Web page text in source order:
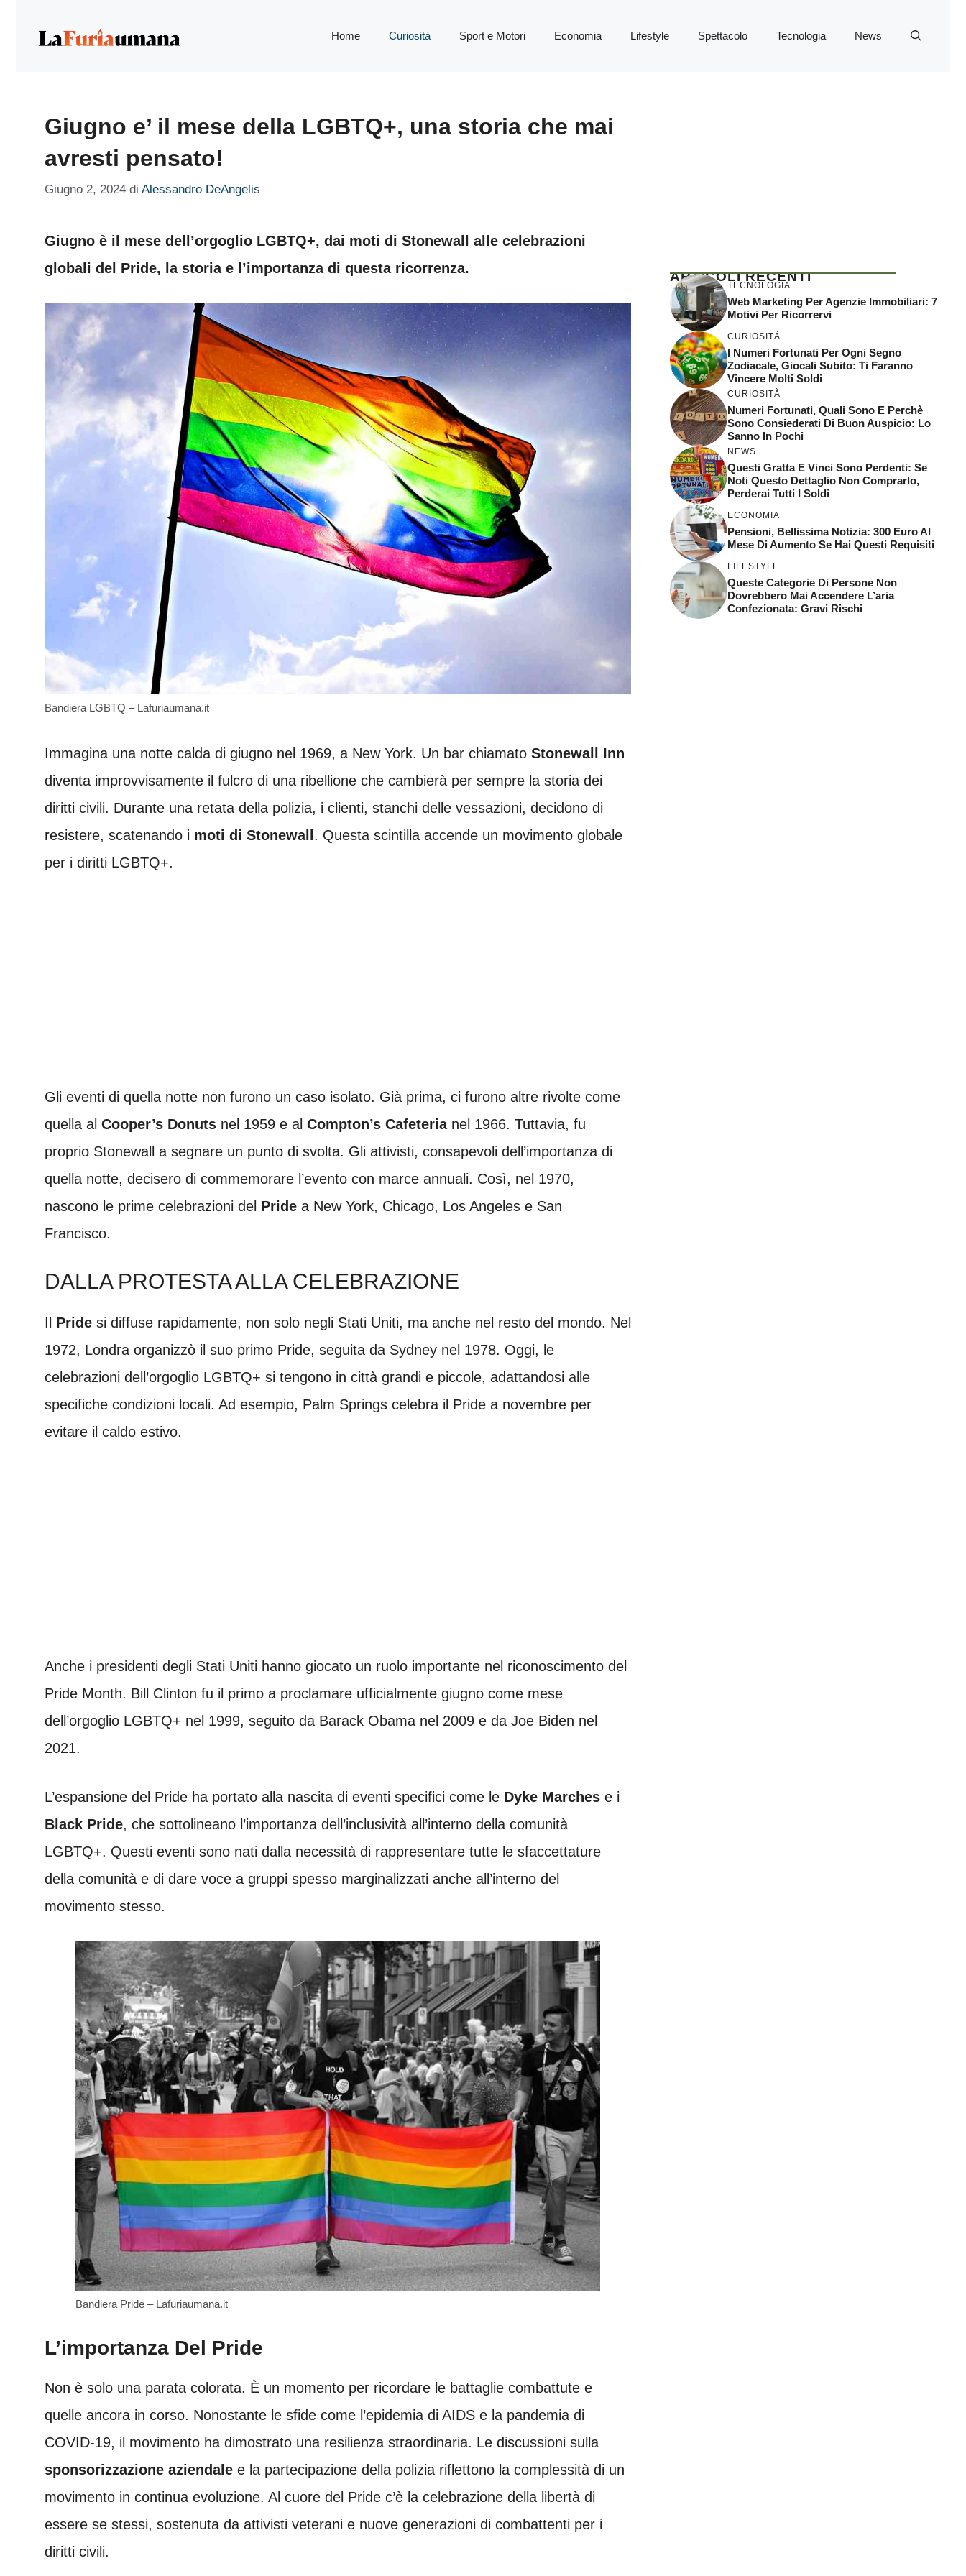
Home Curiosità Sport e Motori Economia Lifestyle Spettacolo Tecnologia News
Giugno e’ il mese della LGBTQ+, una storia che mai
avresti pensato!
Giugno 2, 2024 di Alessandro DeAngelis
Giugno è il mese dell’orgoglio LGBTQ+, dai moti di Stonewall alle celebrazioni
globali del Pride, la storia e l’importanza di questa ricorrenza.
Bandiera LGBTQ – Lafuriaumana.it
Immagina una notte calda di giugno nel 1969, a New York. Un bar chiamato Stonewall Inn
diventa improvvisamente il fulcro di una ribellione che cambierà per sempre la storia dei
diritti civili. Durante una retata della polizia, i clienti, stanchi delle vessazioni, decidono di
resistere, scatenando i moti di Stonewall. Questa scintilla accende un movimento globale
per i diritti LGBTQ+.
Gli eventi di quella notte non furono un caso isolato. Già prima, ci furono altre rivolte come
quella al Cooper’s Donuts nel 1959 e al Compton’s Cafeterianel 1966. Tuttavia, fu
proprio Stonewall a segnare un punto di svolta. Gli attivisti, consapevoli dell’importanza di
quella notte, decisero di commemorare l’evento con marce annuali. Così, nel 1970,
nascono le prime celebrazioni del Pride a New York, Chicago, Los Angeles e San
Francisco.
DALLA PROTESTA ALLA CELEBRAZIONE
Il Pride si diffuse rapidamente, non solo negli Stati Uniti, ma anche nel resto del mondo. Nel
1972, Londra organizzò il suo primo Pride, seguita da Sydney nel 1978. Oggi, le
celebrazioni dell’orgoglio LGBTQ+ si tengono in città grandi e piccole, adattandosi alle
specifiche condizioni locali. Ad esempio, Palm Springs celebra il Pride a novembre per
evitare il caldo estivo.
Anche i presidenti degli Stati Uniti hanno giocato un ruolo importante nel riconoscimento del
Pride Month. Bill Clinton fu il primo a proclamare ufficialmente giugno come mese
dell’orgoglio LGBTQ+ nel 1999, seguito da Barack Obama nel 2009 e da Joe Biden nel
2021.
L’espansione del Pride ha portato alla nascita di eventi specifici come le Dyke Marches e i
Black Pride, che sottolineano l’importanza dell’inclusività all’interno della comunità
LGBTQ+. Questi eventi sono nati dalla necessità di rappresentare tutte le sfaccettature
della comunità e di dare voce a gruppi spesso marginalizzati anche all’interno del
movimento stesso.
Bandiera Pride – Lafuriaumana.it
L’importanza Del Pride
Non è solo una parata colorata. È un momento per ricordare le battaglie combattute e
quelle ancora in corso. Nonostante le sfide come l’epidemia di AIDS e la pandemia di
COVID-19, il movimento ha dimostrato una resilienza straordinaria. Le discussioni sulla
sponsorizzazione aziendale e la partecipazione della polizia riflettono la complessità di un
movimento in continua evoluzione. Al cuore del Pride c’è la celebrazione della libertà di
essere se stessi, sostenuta da attivisti veterani e nuove generazioni di combattenti per i
diritti civili.
ARTICOLI RECENTI
TECNOLOGIA
Web Marketing Per Agenzie Immobiliari: 7
Motivi Per Ricorrervi
CURIOSITÀ
I Numeri Fortunati Per Ogni Segno
Zodiacale, Giocali Subito: Ti Faranno
Vincere Molti Soldi
CURIOSITÀ
Numeri Fortunati, Quali Sono E Perchè
Sono Consiederati Di Buon Auspicio: Lo
Sanno In Pochi
NEWS
Questi Gratta E Vinci Sono Perdenti: Se
Noti Questo Dettaglio Non Comprarlo,
Perderai Tutti I Soldi
ECONOMIA
Pensioni, Bellissima Notizia: 300 Euro Al
Mese Di Aumento Se Hai Questi Requisiti
LIFESTYLE
Queste Categorie Di Persone Non
Dovrebbero Mai Accendere L’aria
Confezionata: Gravi Rischi